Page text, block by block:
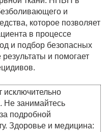
и
которое позволяет
в процессе
и подбор безопасных
и помогает
исключительно
Не занимайтесь
подробной
Здоровье и медицина: